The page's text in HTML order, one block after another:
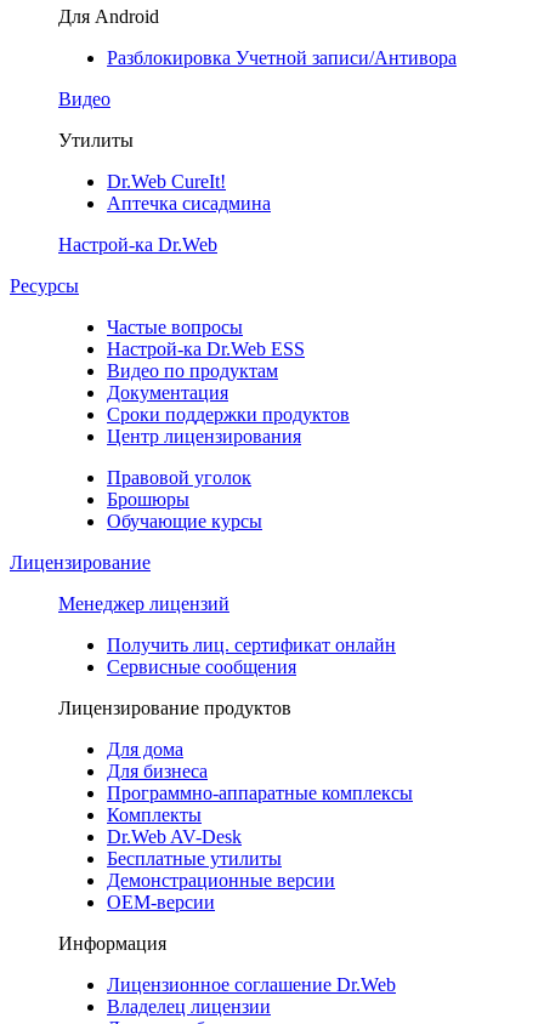
Для Android
Разблокировка Учетной записи/Антивора
Видео
Утилиты
Dr.Web CureIt!
Аптечка сисадмина
Настрой-ка Dr.Web
Ресурсы
Частые вопросы
Настрой-ка Dr.Web ESS
Видео по продуктам
Документация
Сроки поддержки продуктов
Центр лицензирования
Правовой уголок
Брошюры
Обучающие курсы
Лицензирование
Менеджер лицензий
Получить лиц. сертификат онлайн
Сервисные сообщения
Лицензирование продуктов
Для дома
Для бизнеса
Программно-аппаратные комплексы
Комплекты
Dr.Web AV-Desk
Бесплатные утилиты
Демонстрационные версии
ОЕМ-версии
Информация
Лицензионное соглашение Dr.Web
Владелец лицензии